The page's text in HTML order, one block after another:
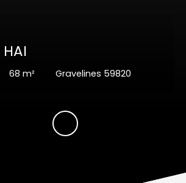
HAI
68 m² Gravelines 59820